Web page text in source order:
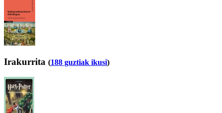
Irakurrita (188 guztiak ikusi)